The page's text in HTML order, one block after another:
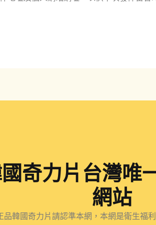
件
奇力片台灣唯
網站
品韓國奇力片請認準本網，本網是衛生福